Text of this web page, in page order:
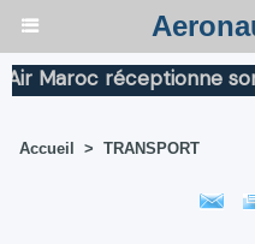
réceptionne son
Accueil > TRANSPORT